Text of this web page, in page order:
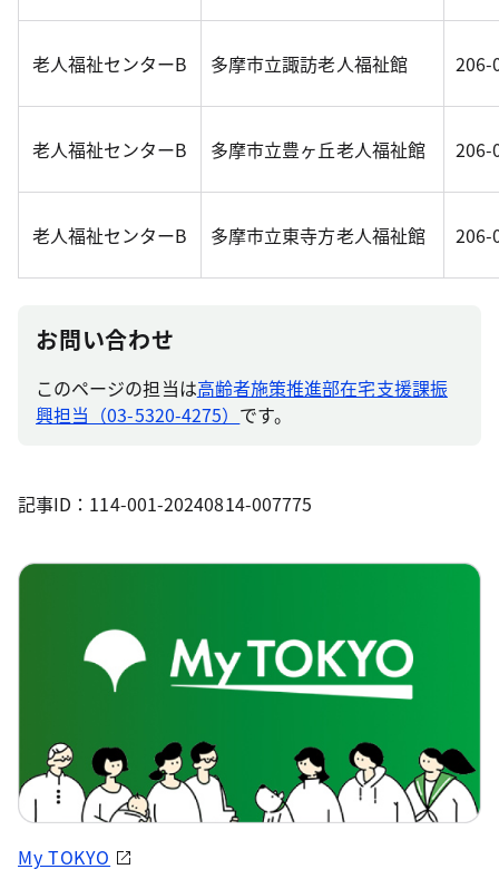
老人福祉センターB 多摩市立諏訪老人福祉館 206-
老人福祉センターB 多摩市立豊ヶ丘老人福祉館 206-
老人福祉センターB 多摩市立東寺方老人福祉館 206-
お問い合わせ
このページの担当は高齢者施策推進部在宅支援課振
興担当（03-5320-4275） です。
記事ID：114-001-20240814-007775
My TOKYO